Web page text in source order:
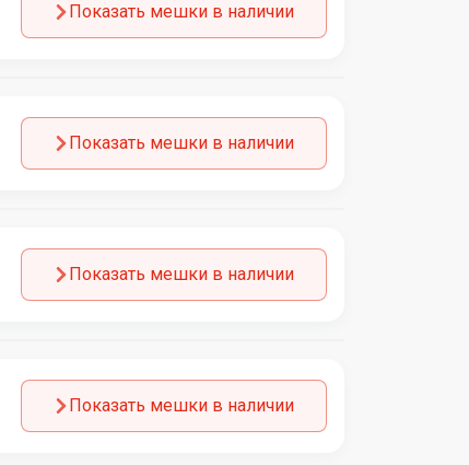
Показать мешки в наличии
Показать мешки в наличии
Показать мешки в наличии
Показать мешки в наличии